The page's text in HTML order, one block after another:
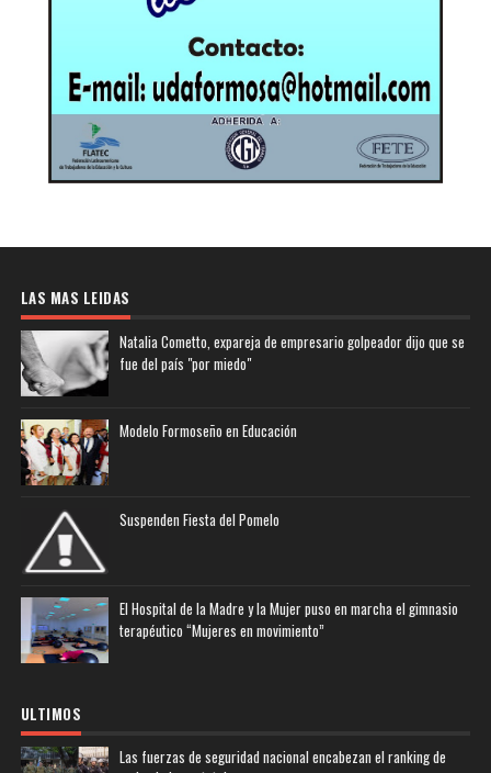
LAS MAS LEIDAS
Natalia Cometto, expareja de empresario golpeador dijo que se
fue del país "por miedo"
Modelo Formoseño en Educación
Suspenden Fiesta del Pomelo
El Hospital de la Madre y la Mujer puso en marcha el gimnasio
terapéutico “Mujeres en movimiento”
ULTIMOS
Las fuerzas de seguridad nacional encabezan el ranking de